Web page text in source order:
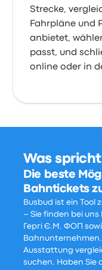
Strecke,
Fahrpläne und
anbietet,
passt, und
online oder in
Was
Die beste
Bahntickets
Busbud ist ein Tool
– Sie finden bei uns
Гергі Є.М. ФОП
Bahnunternehmen.
Ausstattung
suchen. Haben Sie